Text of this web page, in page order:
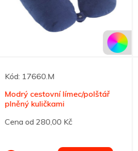
Kód:17660.M
Modrý cestovní límec/polštář
plněný kuličkami
Cena od 280,00 Kč